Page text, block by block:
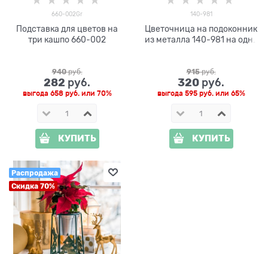
660-002Gr
Подставка для цветов на
три кашпо 660-002
940 руб.
282 руб.
выгода 658 руб.или 70%
КУПИТЬ
140-981
Цветочница на подоконник
из металла 140-981 на одно
915 руб.
320 руб.
выгода 595 руб.или 65%
КУПИТЬ
Распродажа
Скидка 70%